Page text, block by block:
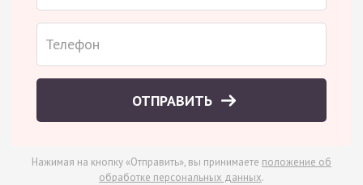
ОТПРАВИТЬ
Нажимая на кнопку «Отправить», вы принимаете положение об
обработке персональных данных.